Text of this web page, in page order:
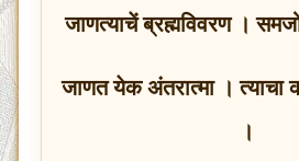
जाणत्याचें ब्रह्मविवरण ।
जाणत येक अंतरात्मा । त्याचा
।